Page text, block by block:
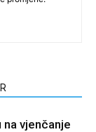
na vjenčanje